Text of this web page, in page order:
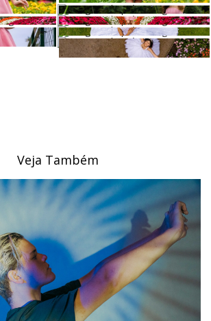
Veja Também